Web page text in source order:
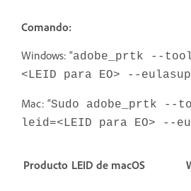
Comando:
Windows: “adobe_prtk --
<LEID para EO> --
Mac: “Sudo adobe_prtk --
leid=<LEID para EO> --
Producto LEID de macOS